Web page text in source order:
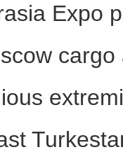
Expo